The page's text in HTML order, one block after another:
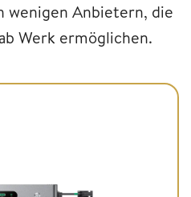
wenigen Anbietern, die
Werk ermöglichen.